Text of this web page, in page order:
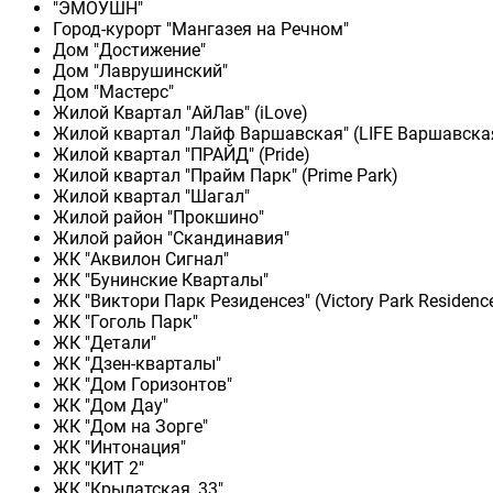
"ЭМОУШН"
Город-курорт "Мангазея на Речном"
Дом "Достижение"
Дом "Лаврушинский"
Дом "Мастерс"
Жилой Квартал "АйЛав" (iLove)
Жилой квартал "Лайф Варшавская" (LIFE
Жилой квартал "ПРАЙД" (Pride)
Жилой квартал "Прайм Парк" (Prime Park)
Жилой квартал "Шагал"
Жилой район "Прокшино"
Жилой район "Скандинавия"
ЖК "Аквилон Сигнал"
ЖК "Бунинские Кварталы"
ЖК "Виктори Парк Резиденсез" (Victory Park
ЖК "Гоголь Парк"
ЖК "Детали"
ЖК "Дзен-кварталы"
ЖК "Дом Горизонтов"
ЖК "Дом Дау"
ЖК "Дом на Зорге"
ЖК "Интонация"
ЖК "КИТ 2"